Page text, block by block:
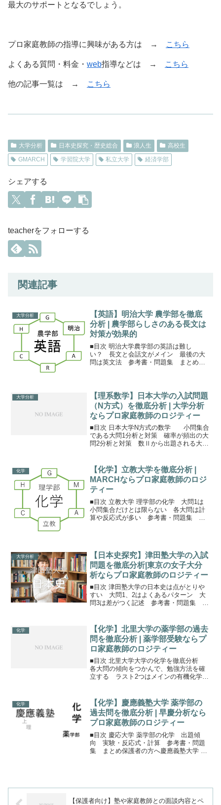
最大のサポートとなるでしょう。
プロ家庭教師の指導に興味がある方は → こちら
よくある質問・料金・ web指導などは → こちら
他の記事一覧は → こちら
大学分析 日本史探究・歴史総合 浪人生
高校生
GMARCH
学習院大学 私立大学 経済学部
シェアする
teacherをフォローする
関連記事
大学分析
【英語】明治大学 農学部を徹底
分析 | 農学部らしさのある長文は
対策が効果的
■目次 明治大学農学部の英語は難し
い？ 長文と会話文がメイン 最後の大
問は英文法 参考書・問題集 まとめ保
と比較して文章量が少なく、...
大学分析
【理系数学】日本大学の入試問題
（N方式）を徹底分析 | 大学分析
ならプロ家庭教師のロジティー
■目次 日本大学N方式の数学 小問集合
である大問1分析と対策 確率が頻出の大
問2分析と対策 数Ⅱから出題される大問
大学（N方式）の理系数学日本大学のメイ
ンの入試に...
化学
【化学】立教大学を徹底分析 |
MARCHならプロ家庭教師のロジ
ティー
■目次 立教大学 理学部の化学 大問1は
小問集合だけとは限らない 各大問は計
算や反応式が多い 参考書・問題集 ま
大学分析
【日本史探究】津田塾大学の入試
問題を徹底分析|東京の女子大分
析ならプロ家庭教師のロジティー
■目次 津田塾大学の日本史は点がとりや
すい 大問1、2はよくあるパターン 大
問3は差がつく記述 参考書・問題集 ま
験のみ）A方式（外部試験利用 ＋ 独自試
験）B方式（...
化学
【化学】北里大学の薬学部の過去
問を徹底分析 | 薬学部受験ならプ
ロ家庭教師のロジティー
■目次 北里大学大学の化学を徹底分析
各大問の傾向をつかんで、勉強方法を確
立する ラスト2つはメインの有機化学
の化学は、私立薬学部によくあるパター
ンがしっかり詰まっ...
化学
【化学】慶應義塾大学 薬学部の
過去問を徹底分析 | 早慶分析なら
プロ家庭教師のロジティー
■目次 慶応大学 薬学部の化学 出題傾
向 実験・反応式・計算 参考書・問題
集 まとめ保護者の方へ慶應義塾大学 薬
【保護者向け】塾や家庭教師との面談内容とペ